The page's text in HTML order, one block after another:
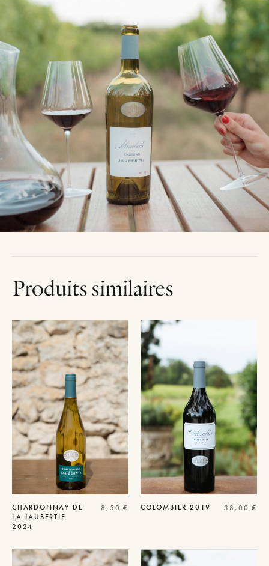
Produits similaires
CHARDONNAY DE
LA JAUBERTIE
2024
8,50€ COLOMBIER 2019 38,00€